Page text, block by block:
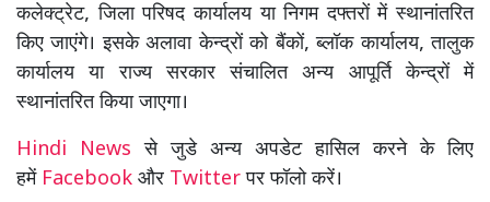
कलेक्ट्रेट, जिला परिषद कार्यालय या निगम दफ्तरों में स्थानांतरित
किए जाएंगे। इसके अलावा केन्द्रों को बैंकों, ब्लॉक कार्यालय, तालुक
कार्यालय या राज्य सरकार संचालित अन्य आपूर्ति केन्द्रों में
स्थानांतरित किया जाएगा।
Hindi Newsसे जुडे अन्य अपडेट हासिल करने के लिए
हमें Facebook और Twitterपर फॉलो करें।